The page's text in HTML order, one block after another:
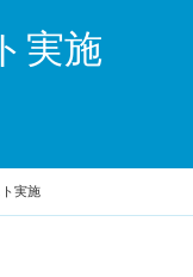
実施
実施